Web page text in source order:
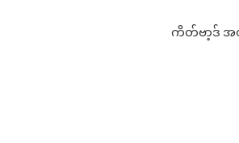
ကိတ်ဗာ့ဒ် အ